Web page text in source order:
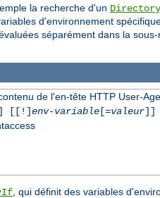
la recherche d'un
d'environnement
séparément dans la
de l'en-tête HTTP User-
[[!]env-variable[=valeur]]
, qui définit des variables